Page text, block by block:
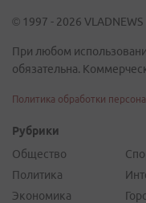
© 1997 - 2026 VLADNEWS
При любом
обязательна.
Политика обработки
Рубрики
Общество
Политика
Экономика